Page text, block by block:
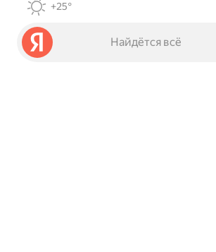
+25°
Найдётся всё